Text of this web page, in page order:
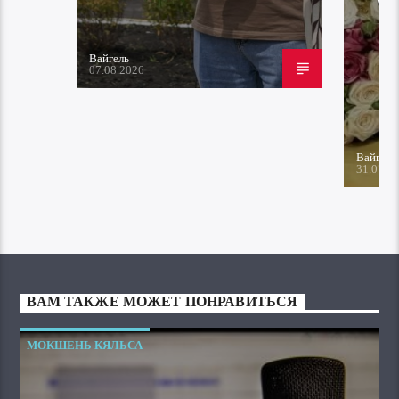
Вайгель
07.08.2026
Вайгель
ВАМ ТАКЖЕ МОЖЕТ ПОНРАВИТЬСЯ
МОКШЕНЬ КЯЛЬСА